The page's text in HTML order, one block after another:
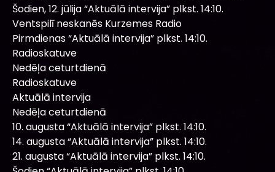
Šodien, 12. jūlija “Aktuālā intervija” plkst. 14:10.
Ventspilī neskanēs Kurzemes Radio
Pirmdienas “Aktuālā intervija” plkst. 14:10.
Radioskatuve
Nedēļa ceturtdienā
Radioskatuve
Aktuālā intervija
Nedēļa ceturtdienā
10. augusta “Aktuālā intervija” plkst. 14:10.
14. augusta “Aktuālā intervija” plkst. 14:10.
21. augusta “Aktuālā intervija” plkst. 14:10.